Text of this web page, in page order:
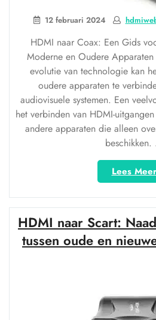
12 februari 2024
HDMI naar Coax: Een Gids
Moderne en Oudere
evolutie van technologie kan
oudere apparaten te
audiovisuele systemen. Een
het verbinden van HDMI-
andere apparaten die alleen
Lees Meer
HDMI naar Scart:
tussen oude en